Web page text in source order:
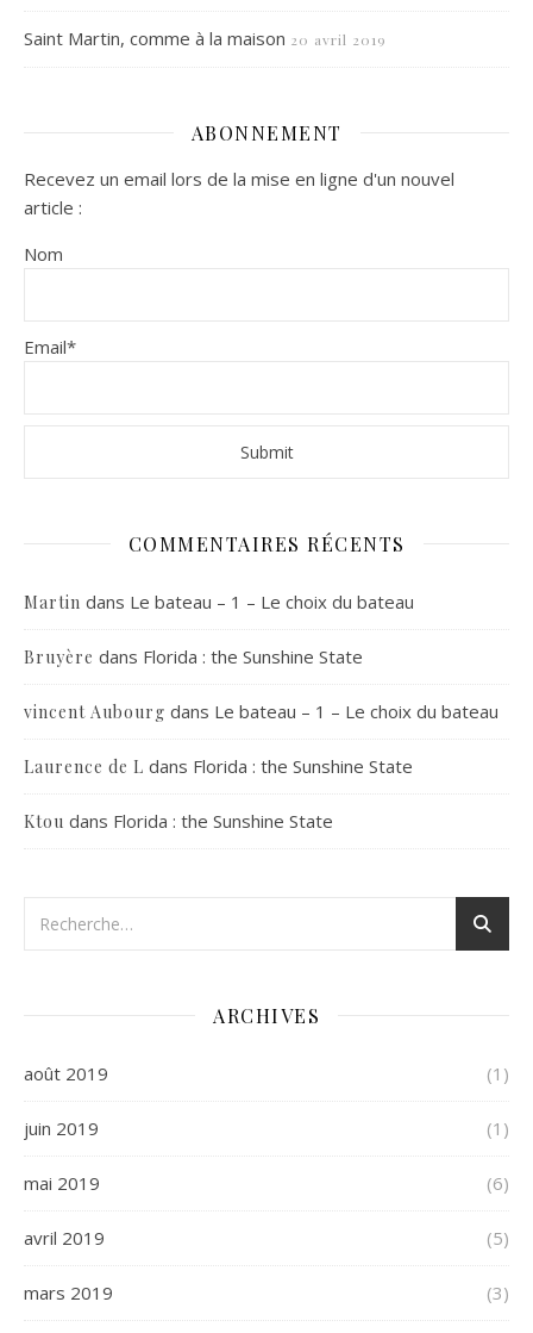
Saint Martin, comme à la maison 20 avril 2019
ABONNEMENT
Recevez un email lors de la mise en ligne d'un nouvel
article :
Nom
Email*
COMMENTAIRES RÉCENTS
Martin dans Le bateau – 1 – Le choix du bateau
Bruyère dans Florida : the Sunshine State
vincent Aubourg dans Le bateau – 1 – Le choix du bateau
Laurence de L dans Florida : the Sunshine State
Ktou dans Florida : the Sunshine State
ARCHIVES
août 2019 (1)
juin 2019 (1)
mai 2019 (6)
avril 2019 (5)
mars 2019 (3)